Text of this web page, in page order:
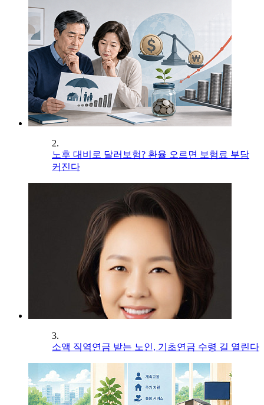
2.
노후 대비로 달러보험? 환율 오르면 보험료 부담
커진다
3.
소액 직역연금 받는 노인, 기초연금 수령 길 열린다